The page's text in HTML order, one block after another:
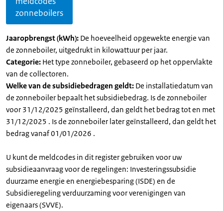
zonneboilers
Jaaropbrengst (kWh): De hoeveelheid opgewekte energie van
de zonneboiler, uitgedrukt in kilowattuur per jaar.
Categorie: Het type zonneboiler, gebaseerd op het oppervlakte
van de collectoren.
Welke van de subsidiebedragen geldt: De installatiedatum van
de zonneboiler bepaalt het subsidiebedrag. Is de zonneboiler
voor 31/12/2025 geïnstalleerd, dan geldt het bedrag tot en met
31/12/2025 . Is de zonneboiler later geïnstalleerd, dan geldt het
bedrag vanaf 01/01/2026 .
U kunt de meldcodes in dit register gebruiken voor uw
subsidieaanvraag voor de regelingen: Investeringssubsidie
duurzame energie en energiebesparing (ISDE) en de
Subsidieregeling verduurzaming voor verenigingen van
eigenaars (SVVE).